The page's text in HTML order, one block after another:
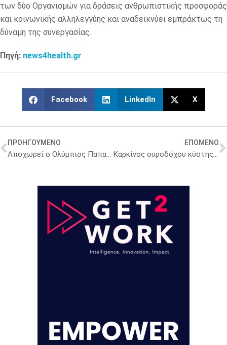
των δύο Οργανισμών για δράσεις ανθρωπιστικής προσφοράς
και κοινωνικής αλληλεγγύης και αναδεικνύει εμπράκτως τη
δύναμη της συνεργασίας.
Πηγή: news4health.gr
Facebook LinkedIn X
ΠΡΟΗΓΟΥΜΕΝΟ
Αποχωρεί ο Ολύμπιος Παπαδημητρίου από τη Novo Nordisk μετά από 32 χρόνια
ΕΠΟΜΕΝΟ
Καρκίνος ουροδόχου κύστης: Υπό έγκριση νέο θεραπευτικό σχήμα δίνει ελπίδα στους ασθενείς